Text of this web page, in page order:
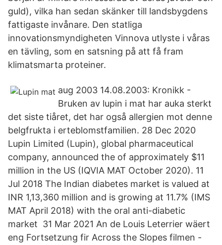
guld), vilka han sedan skänker till landsbygdens
fattigaste invånare. Den statliga
innovationsmyndigheten Vinnova utlyste i våras
en tävling, som en satsning på att få fram
klimatsmarta proteiner.
aug 2003 14.08.2003: Kronikk -
Bruken av lupin i mat har auka sterkt
det siste tiåret, det har også allergien mot denne
belgfrukta i erteblomstfamilien. 28 Dec 2020
Lupin Limited (Lupin), global pharmaceutical
company, announced the of approximately $11
million in the US (IQVIA MAT October 2020). 11
Jul 2018 The Indian diabetes market is valued at
INR 1,13,360 million and is growing at 11.7% (IMS
MAT April 2018) with the oral anti-diabetic
market 31 Mar 2021 An de Louis Leterrier wäert
eng Fortsetzung fir Across the Slopes filmen -